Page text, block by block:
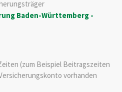
Baden-Württemberg -
(zum Beispiel Beitragszeiten
vorhanden